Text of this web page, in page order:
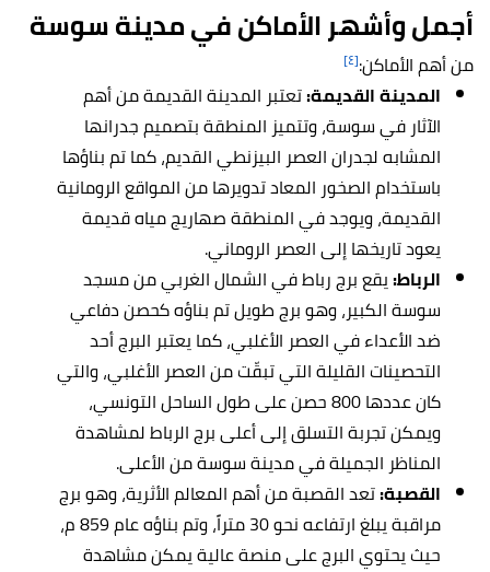
أجمل وأشهر الأماكن في مدينة سوسة
من أهم الأماكن:[٤]
المدينة القديمة:تعتبر المدينة القديمة من أهم
الآثار في سوسة، وتتميز المنطقة بتصميم جدرانها
المشابه لجدران العصر البيزنطي القديم، كما تم بناؤها
باستخدام الصخور المعاد تدويرها من المواقع الرومانية
القديمة، ويوجد في المنطقة صهاريج مياه قديمة
يعود تاريخها إلى العصر الروماني.
الرباط:يقع برج رباط في الشمال الغربي من مسجد
سوسة الكبير، وهو برج طويل تم بناؤه كحصن دفاعي
ضد الأعداء في العصر الأغلبي، كما يعتبر البرج أحد
التحصينات القليلة التي تبقّت من العصر الأغلبي، والتي
كان عددها 800 حصن على طول الساحل التونسي،
ويمكن تجربة التسلق إلى أعلى برج الرباط لمشاهدة
المناظر الجميلة في مدينة سوسة من الأعلى.
القصبة:تعد القصبة من أهم المعالم الأثرية، وهو برج
مراقبة يبلغ ارتفاعه نحو 30 متراً، وتم بناؤه عام 859 م،
حيث يحتوي البرج على منصة عالية يمكن مشاهدة